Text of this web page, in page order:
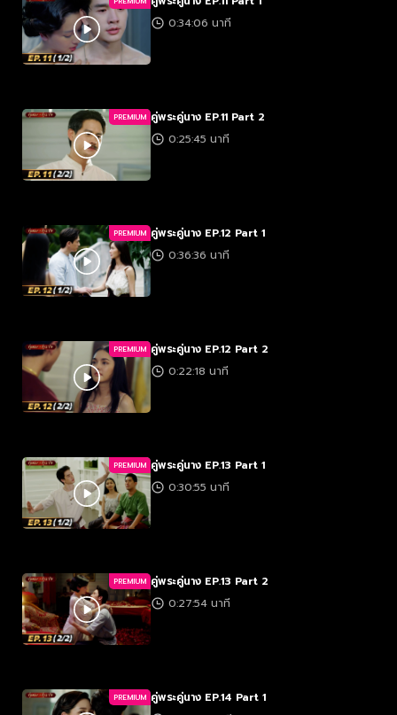
0:34:06 นาที
PREMIUM คู่พระคู่นาง EP.11 Part 2
0:25:45 นาที
PREMIUM คู่พระคู่นาง EP.12 Part 1
0:36:36 นาที
PREMIUM คู่พระคู่นาง EP.12 Part 2
0:22:18 นาที
PREMIUM คู่พระคู่นาง EP.13 Part 1
0:30:55 นาที
PREMIUM คู่พระคู่นาง EP.13 Part 2
0:27:54 นาที
PREMIUM คู่พระคู่นาง EP.14 Part 1